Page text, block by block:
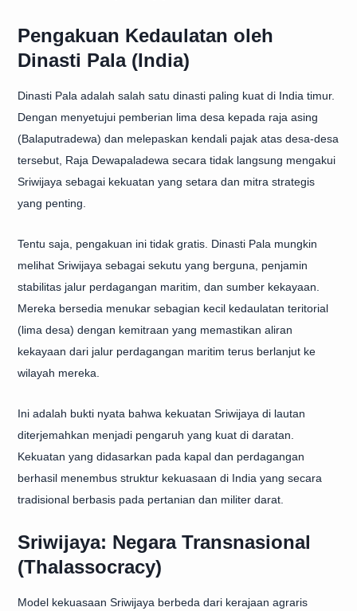
Pengakuan Kedaulatan oleh
Dinasti Pala (India)
Dinasti Pala adalah salah satu dinasti paling kuat di India timur.
Dengan menyetujui pemberian lima desa kepada raja asing
(Balaputradewa) dan melepaskan kendali pajak atas desa-desa
tersebut, Raja Dewapaladewa secara tidak langsung mengakui
Sriwijaya sebagai kekuatan yang setara dan mitra strategis
yang penting.
Tentu saja, pengakuan ini tidak gratis. Dinasti Pala mungkin
melihat Sriwijaya sebagai sekutu yang berguna, penjamin
stabilitas jalur perdagangan maritim, dan sumber kekayaan.
Mereka bersedia menukar sebagian kecil kedaulatan teritorial
(lima desa) dengan kemitraan yang memastikan aliran
kekayaan dari jalur perdagangan maritim terus berlanjut ke
wilayah mereka.
Ini adalah bukti nyata bahwa kekuatan Sriwijaya di lautan
diterjemahkan menjadi pengaruh yang kuat di daratan.
Kekuatan yang didasarkan pada kapal dan perdagangan
berhasil menembus struktur kekuasaan di India yang secara
tradisional berbasis pada pertanian dan militer darat.
Sriwijaya: Negara Transnasional
(Thalassocracy)
Model kekuasaan Sriwijaya berbeda dari kerajaan agraris